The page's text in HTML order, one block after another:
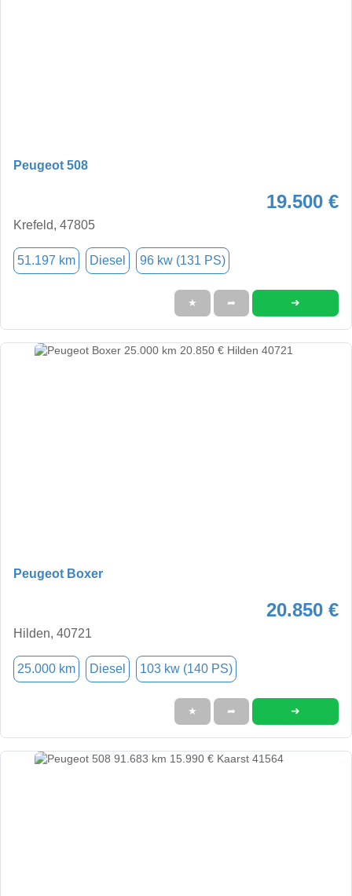
Peugeot 508
19.500 €
Krefeld, 47805
51.197 km Diesel 96 kw (131 PS)
★ ➦ ➜
Peugeot Boxer
20.850 €
Hilden, 40721
25.000 km Diesel 103 kw (140 PS)
★ ➦ ➜